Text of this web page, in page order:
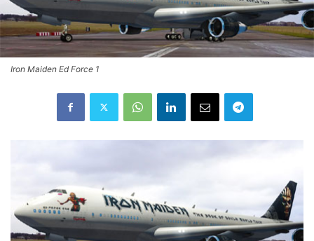
Iron Maiden Ed Force 1